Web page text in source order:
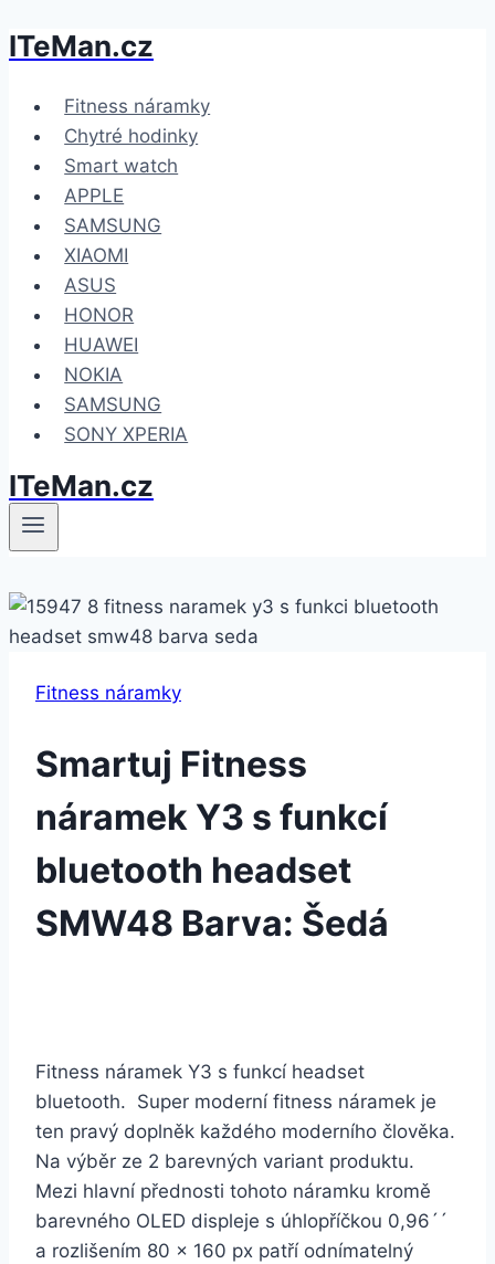
Přeskočit
obsah
ITeMan.cz
Fitness náramky
Chytré hodinky
Smart watch
APPLE
SAMSUNG
XIAOMI
ASUS
HONOR
HUAWEI
NOKIA
SAMSUNG
SONY XPERIA
ITeMan.cz
Fitness náramky
Smartuj Fitness
náramek Y3 s funkcí
bluetooth headset
SMW48 Barva: Šedá
Fitness náramek Y3 s funkcí headset
bluetooth. Super moderní fitness náramek je
ten pravý doplněk každého moderního člověka.
Na výběr ze 2 barevných variant produktu.
Mezi hlavní přednosti tohoto náramku kromě
barevného OLED displeje s úhlopříčkou 0,96´´
a rozlišením 80 x 160 px patří odnímatelný